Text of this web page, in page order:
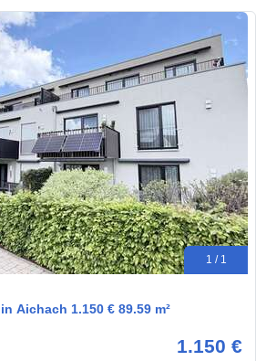
1 / 1
Aichach 1.150 € 89.59 m²
1.150 €